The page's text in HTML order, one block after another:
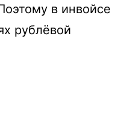
в инвойсе
рублёвой